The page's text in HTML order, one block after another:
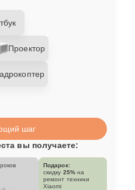
Проектор
шаг
вы получаете:
Подарок:
скидку 25% на
ремонт техники
Xiaomi